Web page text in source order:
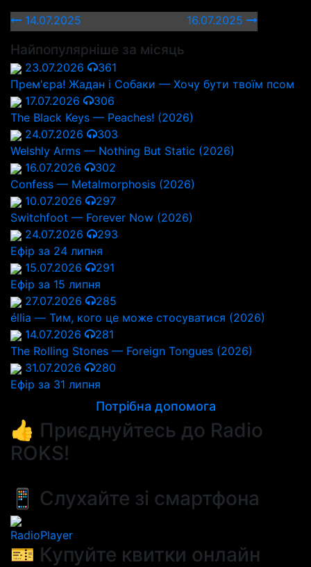
14.07.2025
16.07.2025
Найпопулярніше за місяць
23.07.2026
361
Прем'єра! Жадан і Собаки — Хочу бути твоїм псом
17.07.2026
306
The Black Keys — Peaches! (2026)
24.07.2026
303
Welshly Arms — Nothing But Static (2026)
16.07.2026
302
Confess — Metalmorphosis (2026)
10.07.2026
297
Switchfoot — Forever Now (2026)
24.07.2026
293
Ефір за 24 липня
15.07.2026
291
Ефір за 15 липня
27.07.2026
285
éllia — Тим, кого це може стосуватися (2026)
14.07.2026
281
The Rolling Stones — Foreign Tongues (2026)
31.07.2026
280
Ефір за 31 липня
Потрібна допомога
👍 Приєднуйтесь до Radio
ROKS!
📱 Слухайте зі смартфона
RadioPlayer
🎫 Купуйте квитки онлайн